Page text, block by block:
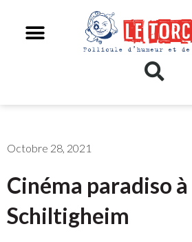
Octobre 28, 2021
Cinéma paradiso à
Schiltigheim